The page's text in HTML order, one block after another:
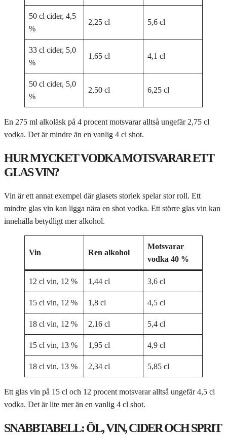
50 cl cider, 4,5
%
2,25 cl 5,6 cl
33 cl cider, 5,0
%
1,65 cl 4,1 cl
50 cl cider, 5,0
%
2,50 cl 6,25 cl
En 275 ml alkoläsk på 4 procent motsvarar alltså ungefär 2,75 cl
vodka. Det är mindre än en vanlig 4 cl shot.
HUR MYCKET VODKA MOTSVARAR ETT
GLAS VIN?
Vin är ett annat exempel där glasets storlek spelar stor roll. Ett
mindre glas vin kan ligga nära en shot vodka. Ett större glas vin kan
innehålla betydligt mer alkohol.
Vin Ren alkohol
Motsvarar
vodka 40 %
12 cl vin, 12 % 1,44 cl 3,6 cl
15 cl vin, 12 % 1,8 cl 4,5 cl
18 cl vin, 12 % 2,16 cl 5,4 cl
15 cl vin, 13 % 1,95 cl 4,9 cl
18 cl vin, 13 % 2,34 cl 5,85 cl
Ett glas vin på 15 cl och 12 procent motsvarar alltså ungefär 4,5 cl
vodka. Det är lite mer än en vanlig 4 cl shot.
SNABBTABELL: ÖL, VIN, CIDER OCH SPRIT